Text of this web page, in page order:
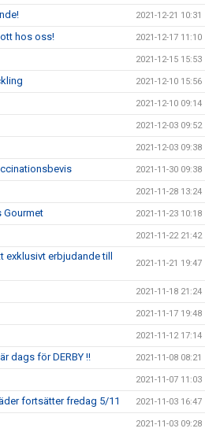
2021-12-21 10:31
hos oss! 2021-12-17 11:10
2021-12-15 15:53
2021-12-10 15:56
2021-12-10 09:14
2021-12-03 09:52
2021-12-03 09:38
2021-11-30 09:38
2021-11-28 13:24
Gourmet 2021-11-23 10:18
2021-11-22 21:42
erbjudande till
2021-11-21 19:47
2021-11-18 21:24
2021-11-17 19:48
2021-11-12 17:14
dags för DERBY !! 2021-11-08 08:21
2021-11-07 11:03
fortsätter fredag 5/11 2021-11-03 16:47
2021-11-03 09:28